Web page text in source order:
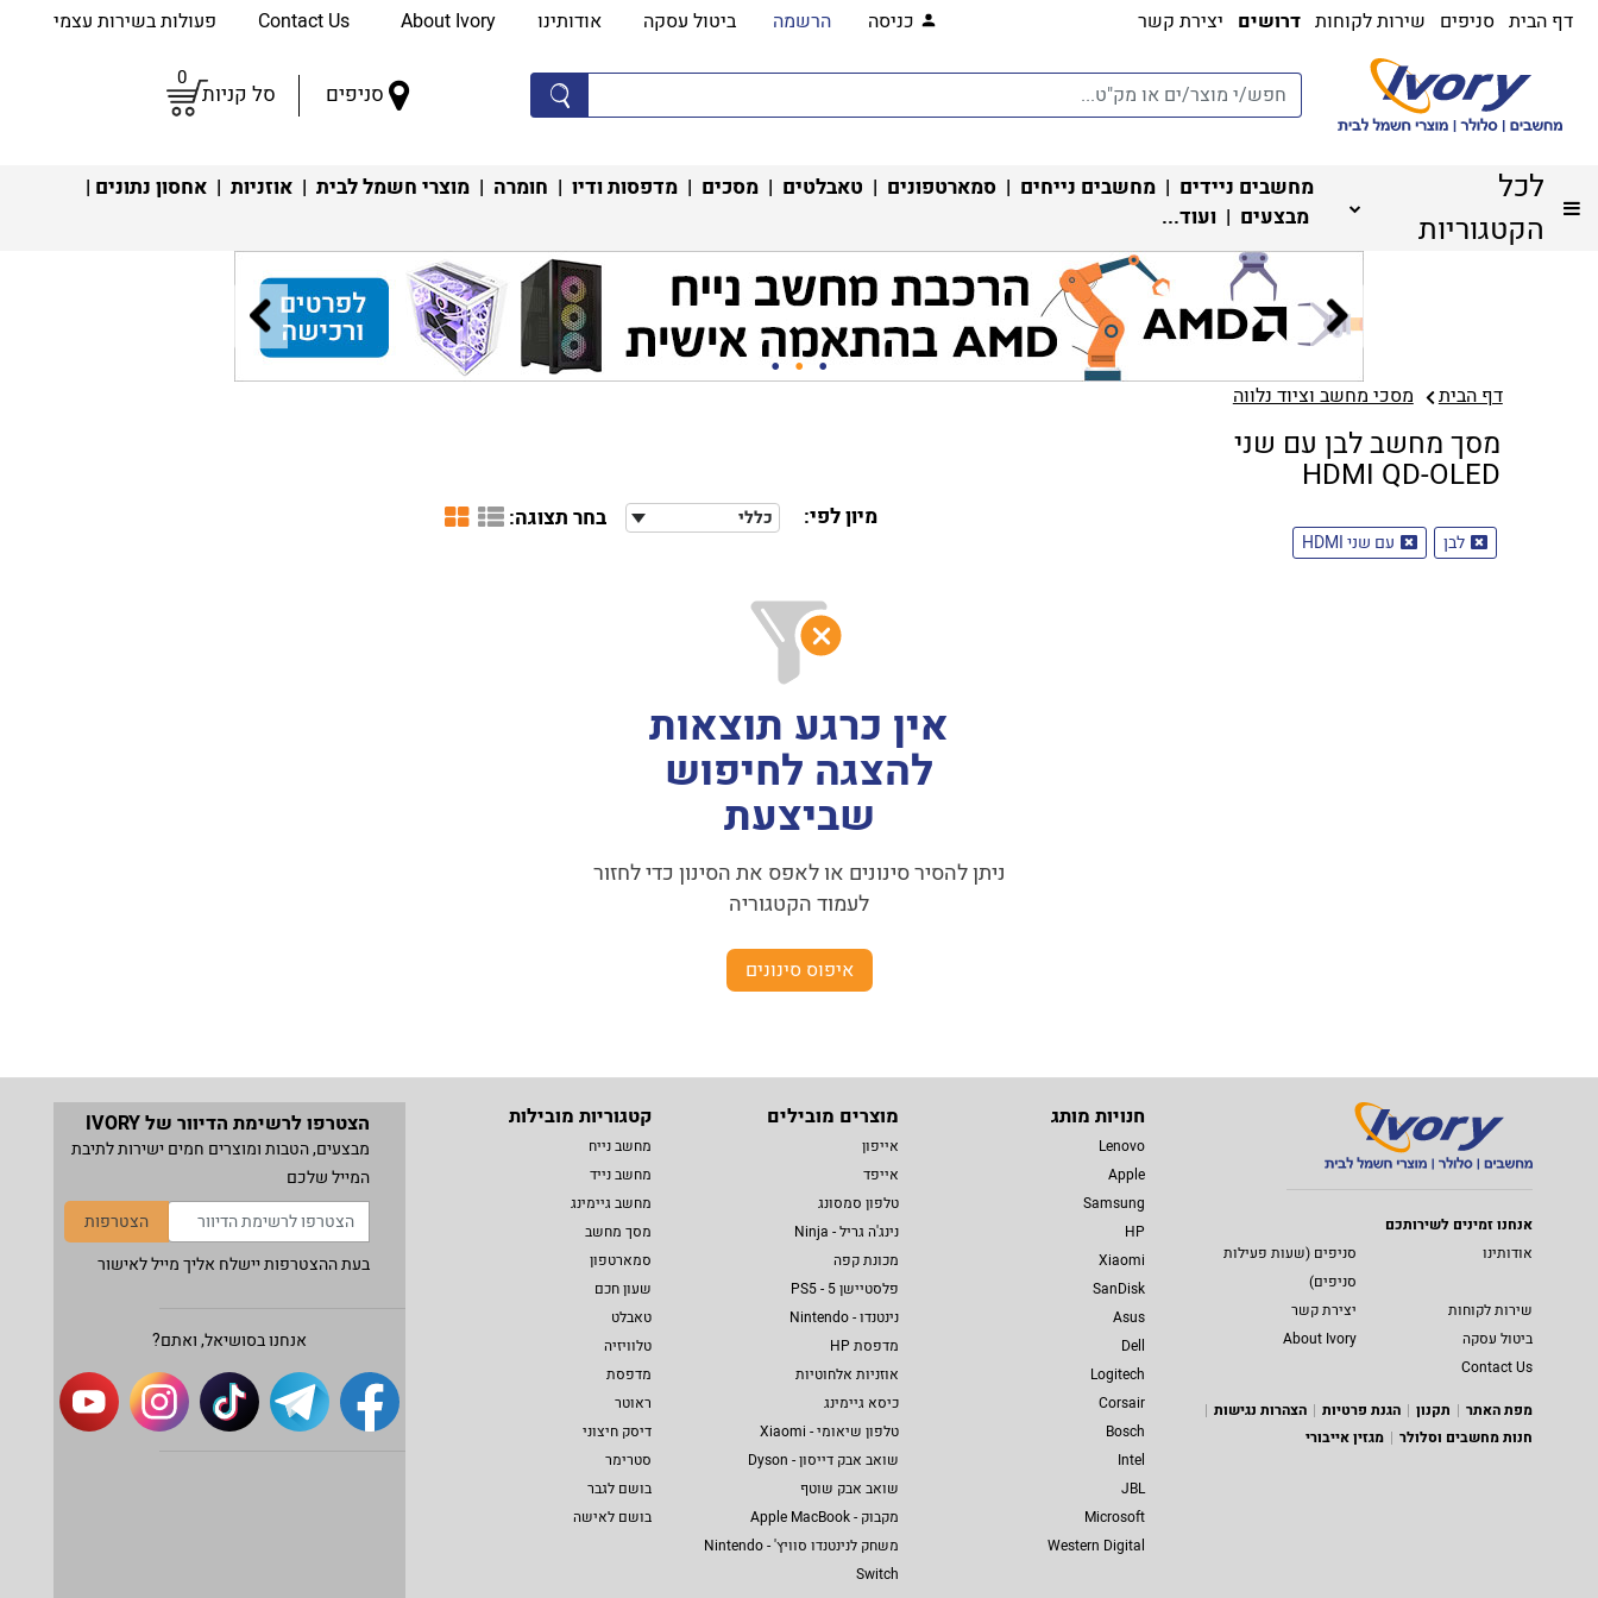
דף הבית סניפים שירות לקוחות דרושים יצירת קשר כניסה הרשמה ביטול עסקה אודותינו About Ivory פעולות בשירות עצמי
סניפים סל קניות
0
לכל
הקטגוריות
מחשבים ניידים | מחשבים נייחים | סמארטפונים | טאבלטים | מסכים | מדפסות ודיו | חומרה | מוצרי חשמל לבית | אוזניות | אחסון נתונים |
מבצעים | ועוד...
דף הבית מסכי מחשב וציוד נלווה
מסך מחשב לבן עם שני
HDMI QD-OLED
מיון לפי: כללי בחר תצוגה:
לבן עם שני HDMI
אין כרגע תוצאות
להצגה לחיפוש
שביצעת
ניתן להסיר סינונים או לאפס את הסינון כדי לחזור
לעמוד הקטגוריה
איפוס סינונים
אנחנו זמינים לשירותכם
אודותינו
סניפים (שעות פעילות
סניפים)
שירות לקוחות
יצירת קשר
ביטול עסקה
About Ivory
Contact Us
מפת האתר
תקנון הגנת פרטיות
הצהרות נגישות
חנות מחשבים וסלולר
מגזין אייבורי
חנויות מותג
Lenovo
Apple
Samsung
HP
Xiaomi
SanDisk
Asus
Dell
Logitech
Corsair
Bosch
Intel
JBL
Microsoft
Western Digital
מוצרים מובילים
אייפון
אייפד
טלפון סמסונג
נינג'ה גריל - Ninja
מכונת קפה
פלסטיישן 5 - PS5
נינטנדו - Nintendo
מדפסת HP
אוזניות אלחוטיות
כיסא גיימינג
טלפון שיאומי - Xiaomi
שואב אבק דייסון - Dyson
שואב אבק שוטף
מקבוק - Apple MacBook
משחק לנינטנדו סוויץ' - Nintendo
Switch
קטגוריות מובילות
מחשב נייח
מחשב נייד
מחשב גיימינג
מסך מחשב
סמארטפון
שעון חכם
טאבלט
טלוויזיה
מדפסת
ראוטר
דיסק חיצוני
סטרימר
בושם לגבר
בושם לאישה
הצטרפו לרשימת הדיוור של IVORY
מבצעים, הטבות ומוצרים חמים ישירות לתיבת
המייל שלכם
הצטרפות
בעת ההצטרפות יישלח אליך מייל לאישור
אנחנו בסושיאל, ואתם?